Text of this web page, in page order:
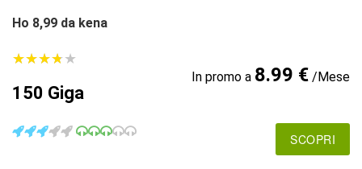
Ho 8,99 da kena
★★★★★
★★★★★
150 Giga
In promo a 8.99 €/Mese
SCOPRI